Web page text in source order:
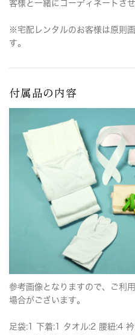
客様と一緒にコーディネートさ
※宅配レンタルのお客様は原則
す。
付属品の内容
参考画像となりますので、ご利
場合がございます。
足袋:1 下着:1 タオル:2 腰紐:4